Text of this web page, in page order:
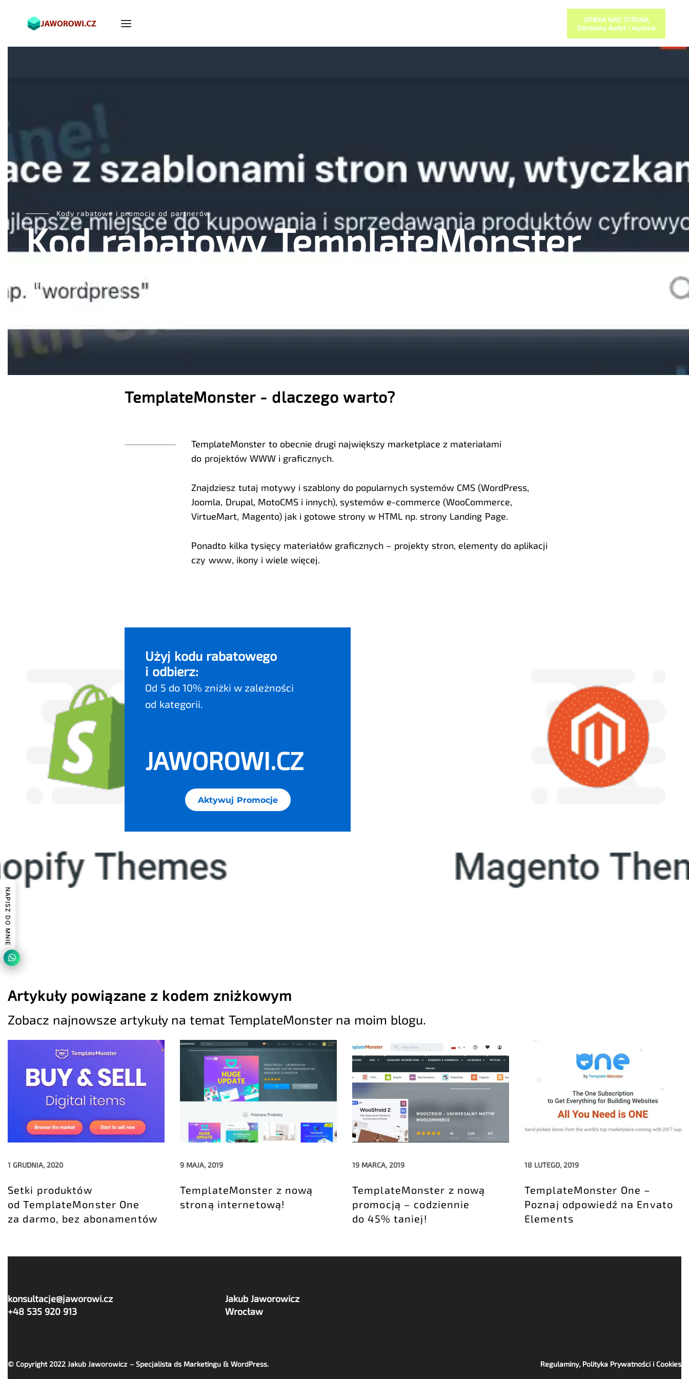
OPIEKA NAD STRONĄ
Darmowy Audyt i wycena
Kody rabatowe i promocje od partnerów
Kod rabatowy TemplateMonster
POBIERZ KOD RABATOWY
TemplateMonster - dlaczego warto?
TemplateMonster to obecnie drugi największy marketplace z materiałami
do projektów WWW i graficznych.
Znajdziesz tutaj motywy i szablony do popularnych systemów CMS (WordPress,
Joomla, Drupal, MotoCMS i innych), systemów e-commerce (WooCommerce,
VirtueMart, Magento) jak i gotowe strony w HTML np. strony Landing Page.
Ponadto kilka tysięcy materiałów graficznych – projekty stron, elementy do aplikacji
czy www, ikony i wiele więcej.
Użyj kodu rabatowego
i odbierz:
Od 5 do 10% zniżki w zależności
od kategorii.
JAWOROWI.CZ
Aktywuj Promocje
Artykuły powiązane z kodem zniżkowym
Zobacz najnowsze artykuły na temat TemplateMonster na moim blogu.
1 GRUDNIA, 2020
Setki produktów
od TemplateMonster One
za darmo, bez abonamentów
9 MAJA, 2019
TemplateMonster z nową
stroną internetową!
19 MARCA, 2019
TemplateMonster z nową
promocją – codziennie
do 45% taniej!
18 LUTEGO, 2019
TemplateMonster One –
Poznaj odpowiedź na Envato
Elements
konsultacje@jaworowi.cz
+48 535 920 913
Jakub Jaworowicz
Wrocław
© Copyright 2022Jakub Jaworowicz – Specjalista ds Marketingu & WordPress. Regulaminy, Polityka Prywatności i Cookies
NAPISZ DO MNIE